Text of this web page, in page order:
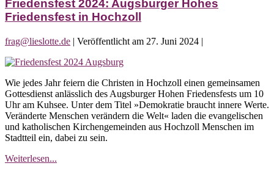
Familiengottesdienst
zum
Friedensfest
Friedensfest 2024: Augsburger Hohes
Friedensfest in Hochzoll
frag@lieslotte.de | Veröffentlicht am 27. Juni 2024 |
Friedensfest
Augsburger
Hohes
Friedensfest
in
Hochzoll
Wie jedes Jahr feiern die Christen in Hochzoll einen gemeinsamen
Gottesdienst anlässlich des Augsburger Hohen Friedensfests um 10
Uhr am Kuhsee. Unter dem Titel »Demokratie braucht innere Werte.
Veränderte Menschen verändern die Welt« laden die evangelischen
und katholischen Kirchengemeinden aus Hochzoll Menschen im
Stadtteil ein, dabei zu sein.
Weiterlesen...